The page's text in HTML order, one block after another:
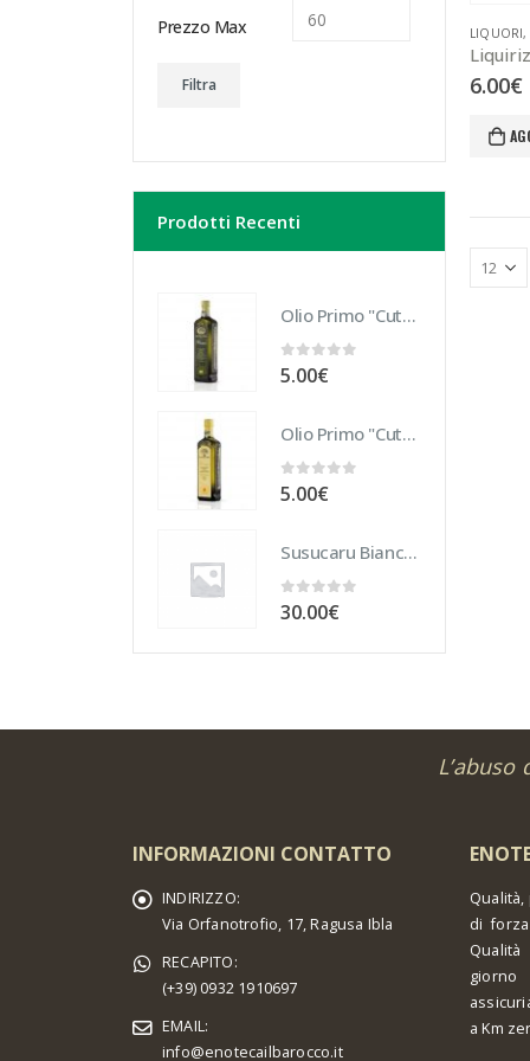
LIQUORI,
6.00€
Prezzo Max
Filtra
Prodotti Recenti
Olio Primo "Cutrera" Biologico 10 cl
0 Su 5
5.00€
Olio Primo "Cutrera" DOP 10 cl
0 Su 5
5.00€
Susucaru Bianco 75 cl
0Su 5
30.00€
INFORMAZIONI CONTATTO
INDIRIZZO:
Via Orfanotrofio, 17, Ragusa Ibla
RECAPITO:
(+39) 0932 1910697
EMAIL:
info@enotecailbarocco.it
di
a Km